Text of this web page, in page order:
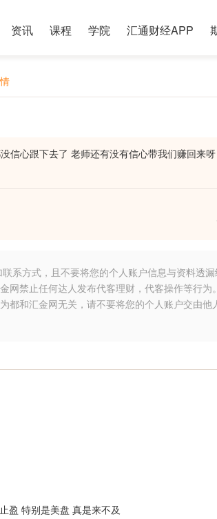
资讯 课程 学院 汇通财经APP
信心跟下去了 老师还有没有信心带我们赚回来呀
系方式，且不要将您的个人账户信息与资料透
网禁止任何达人发布代客理财，代客操作等行
都和汇金网无关，请不要将您的个人账户交由
盈 特别是美盘 真是来不及